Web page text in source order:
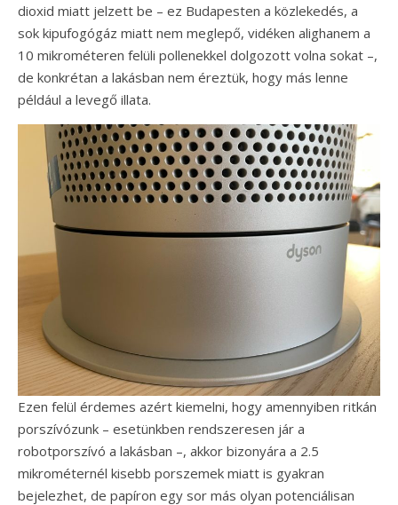
dioxid miatt jelzett be – ez Budapesten a közlekedés, a
sok kipufogógáz miatt nem meglepő, vidéken alighanem a
10 mikrométeren felüli pollenekkel dolgozott volna sokat –,
de konkrétan a lakásban nem éreztük, hogy más lenne
például a levegő illata.
Ezen felül érdemes azért kiemelni, hogy amennyiben ritkán
porszívózunk – esetünkben rendszeresen jár a
robotporszívó a lakásban –, akkor bizonyára a 2.5
mikrométernél kisebb porszemek miatt is gyakran
bejelezhet, de papíron egy sor más olyan potenciálisan